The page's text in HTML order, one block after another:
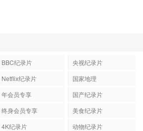
BBC纪录片
央视纪录片
Netflix纪录片
国家地理
年会员专享
国产纪录片
终身会员专享
美食纪录片
4K纪录片
动物纪录片